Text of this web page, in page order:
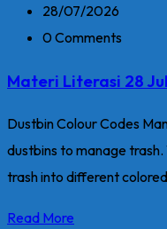
28/07/2026
0 Comments
Materi Literasi 28
Dustbin Colour Codes
dustbins to manage
trash into different
Read More